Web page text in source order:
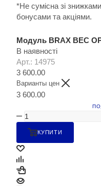
*Не сумісна зі
бонусами та акціями.
Модуль BRAX BEC
В наявності
Арт.: 14975
3 600.00
Варианты цен
3 600.00
КУПИТИ